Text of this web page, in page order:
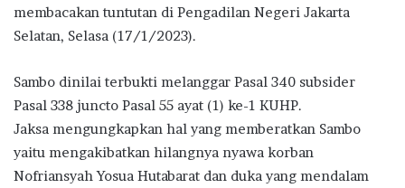
membacakan tuntutan di Pengadilan Negeri Jakarta
Selatan, Selasa (17/1/2023).
Sambo dinilai terbukti melanggar Pasal 340 subsider
Pasal 338 juncto Pasal 55 ayat (1) ke-1 KUHP.
Jaksa mengungkapkan hal yang memberatkan Sambo
yaitu mengakibatkan hilangnya nyawa korban
Nofriansyah Yosua Hutabarat dan duka yang mendalam